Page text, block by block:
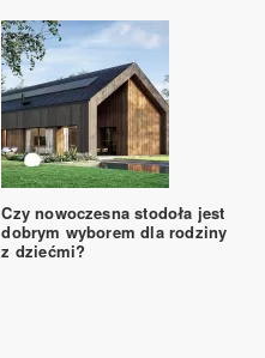
Czy nowoczesna stodoła jest
dobrym wyborem dla rodziny
z dziećmi?